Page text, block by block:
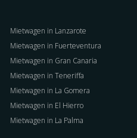
Mietwagen in Lanzarote
Mietwagen in Fuerteventura
Mietwagen in Gran Canaria
Mietwagen in Teneriffa
Mietwagen in La Gomera
Mietwagen in El Hierro
Mietwagen in La Palma